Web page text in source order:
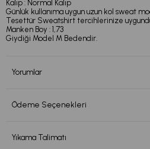
Kalıp : Normal Kalıp
Günlük kullanıma uygun uzun kol sweat
Tesettür Sweatshirt tercihlerinize
Manken Boy : 1,73
Giydiği Model M Bedendir.
Yorumlar
Ödeme Seçenekleri
Yıkama Talimatı